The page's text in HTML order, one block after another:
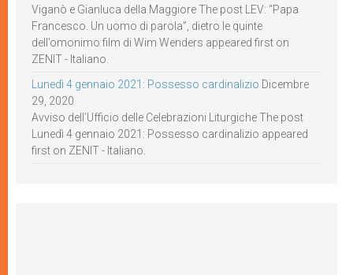
Viganò e Gianluca della Maggiore The post LEV: “Papa
Francesco. Un uomo di parola”, dietro le quinte
dell’omonimo film di Wim Wenders appeared first on
ZENIT - Italiano.
Lunedì 4 gennaio 2021: Possesso cardinalizio Dicembre
29, 2020
Avviso dell’Ufficio delle Celebrazioni Liturgiche The post
Lunedì 4 gennaio 2021: Possesso cardinalizio appeared
first on ZENIT - Italiano.